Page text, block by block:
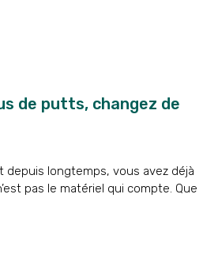
de putts, changez de
depuis longtemps, vous avez déjà
pas le matériel qui compte. Que